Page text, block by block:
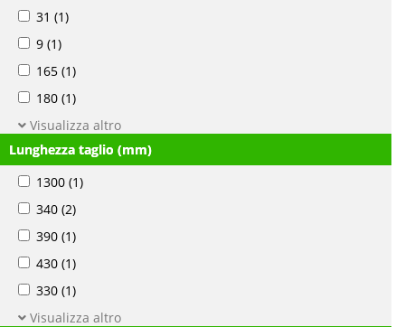
31 (1)
9 (1)
165 (1)
180 (1)
Visualizza altro
Lunghezza taglio (mm)
1300 (1)
340 (2)
390 (1)
430 (1)
330 (1)
Visualizza altro